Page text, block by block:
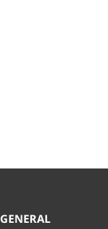
GENERAL